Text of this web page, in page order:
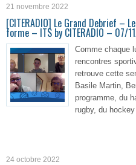
21 novembre 2022
[CITERADIO] Le Grand Debrief –
forme – ITS by CITERADIO – 07/
Comme chaque
rencontres
retrouve cette
Basile Martin,
programme, du
rugby, du
24 octobre 2022